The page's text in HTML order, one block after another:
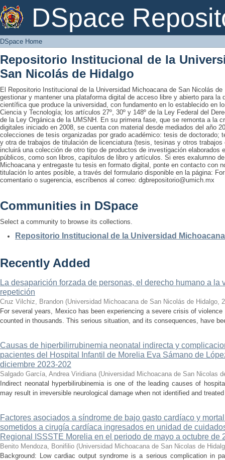
DSpace
DSpace Home
DSpace Home
Repositorio Institucional de la
San Nicolás de Hidalgo
El Repositorio Institucional de la Universidad Michoacana de San Nicolás
gestionar y mantener una plataforma digital de acceso libre y abierto para la
científica que produce la universidad, con fundamento en lo establecido en
Ciencia y Tecnología; los artículos 27º, 30º y 148º de la Ley Federal del
de la Ley Orgánica de la UMSNH. En su primera fase, que se remonta a la
digitales iniciado en 2008, se cuenta con material desde mediados del año
colecciones de tesis organizadas por grado académico: tesis de doctorado;
y otra de trabajos de titulación de licenciatura (tesis, tesinas y otros
incluirá una colección de otro tipo de productos de investigación elaborados
públicos, como son libros, capítulos de libro y artículos. Si eres exalumno
Michoacana y entregaste tu tesis en formato digital, ponte en contacto con
titulación lo antes posible, a través del formulario disponible en la página:
comentario o sugerencia, escríbenos al correo: dgbrepositorio@umich.mx
Communities in DSpace
Select a community to browse its collections.
Repositorio Institucional de la Universidad
Recently Added
La desaparición forzada de personas, el derecho humano a la
repetición
Cruz Vilchiz, Brandon (Universidad Michoacana de San Nicolás de Hidalgo,
For several years, Mexico has been experiencing a severe crisis of
counted in thousands. This serious situation, and its consequences, have
Causas de hiperbilirrubinemia neonatal indirecta y
pacientes del Hospital Infantil de Morelia Eva Sámano de
diciembre 2023-202
Salgado García, Andrea Viridiana (Universidad Michoacana de San Nicolas
Indirect neonatal hyperbilirubinemia is one of the leading causes of
may result in irreversible neurological damage when not identified and
Factores asociados a síndrome de bajo gasto cardíaco y
sometidos a cirugía cardíaca ingresados en unidad de
Regional ISSSTE Morelia en el periodo de mayo a octubre de
Benito Mendoza, Bonifilio (Universidad Michoacana de San Nicolas de
Background: Low cardiac output syndrome is a serious complication in